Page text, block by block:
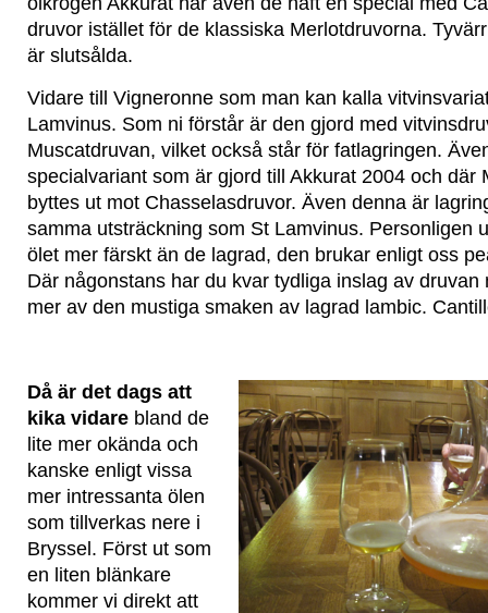
druvor istället för de klassiska Merlotdruvorna.
är slutsålda.
Vidare till Vigneronne som man kan kalla
Lamvinus. Som ni förstår är den gjord med
Muscatdruvan, vilket också står för fatlagringen.
specialvariant som är gjord till Akkurat 2004 och där
byttes ut mot Chasselasdruvor. Även denna är
samma utsträckning som St Lamvinus. Personligen
ölet mer färskt än de lagrad, den brukar enligt oss
Där någonstans har du kvar tydliga inslag av druvan
mer av den mustiga smaken av lagrad lambic.
Då är det dags att
kika vidare bland de
lite mer okända och
kanske enligt vissa
mer intressanta ölen
som tillverkas nere i
Bryssel. Först ut som
en liten blänkare
kommer vi direkt att